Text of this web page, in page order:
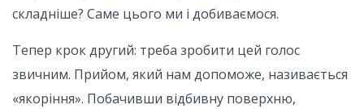
складніше? Саме цього ми і добиваємося.
Тепер крок другий: треба зробити цей голос
звичним. Прийом, який нам допоможе, називається
«якоріння». Побачивши відбивну поверхню,